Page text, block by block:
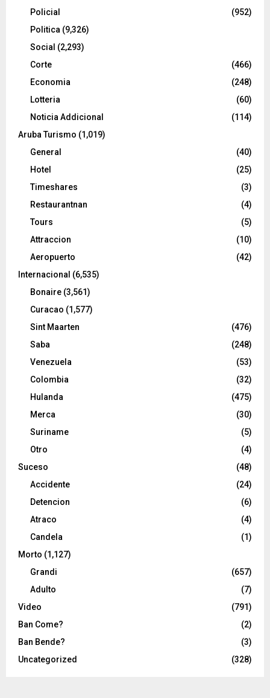
Policial
(952)
Politica (9,326)
Social (2,293)
Corte
(466)
Economia
(248)
Lotteria
(60)
Noticia Addicional
(114)
Aruba Turismo (1,019)
General
(40)
Hotel
(25)
Timeshares
(3)
Restaurantnan
(4)
Tours
(5)
Attraccion
(10)
Aeropuerto
(42)
Internacional (6,535)
Bonaire (3,561)
Curacao (1,577)
Sint Maarten
(476)
Saba
(248)
Venezuela
(53)
Colombia
(32)
Hulanda
(475)
Merca
(30)
Suriname
(5)
Otro
(4)
Suceso
(48)
Accidente
(24)
Detencion
(6)
Atraco
(4)
Candela
(1)
Morto (1,127)
Grandi
(657)
Adulto
(7)
Video
(791)
Ban Come?
(2)
Ban Bende?
(3)
Uncategorized
(328)